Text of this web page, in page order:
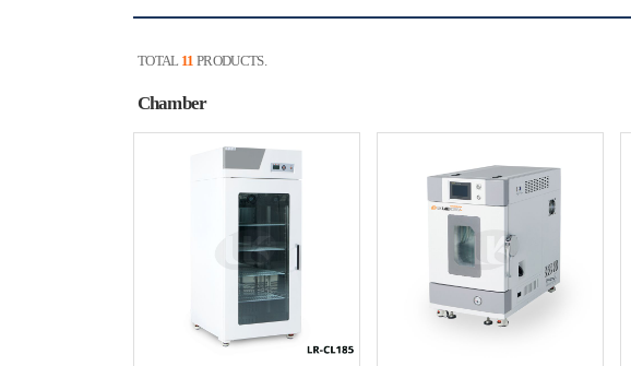
TOTAL 11 PRODUCTS.
Chamber